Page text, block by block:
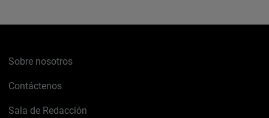
Sobre nosotros
Contáctenos
Sala de Redacción